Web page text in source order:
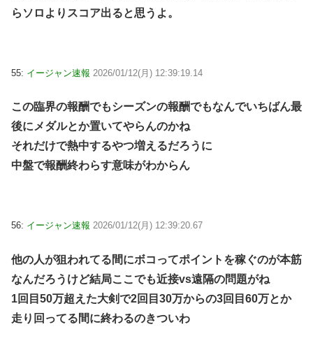
らソロよりスコア出ると思うよ。
55: イージャン速報 2026/01/12(月) 12:39:19.14
この臨界の報酬でもシーズンの報酬でもなんでいちばん最
後にメダルとか置いてやらんのかね
それだけで熱中するやつ増えるだろうに
中盤で報酬終わらす意味がわからん
56: イージャン速報 2026/01/12(月) 12:39:20.67
他の人が狙われてる間にボコってポイントを稼ぐのが本筋
なんだろうけど結局ここでも近接vs遠隔の問題がね
1回目50万超えた大剣で2回目30万からの3回目60万とか
走り回ってる間に終わるのきついわ